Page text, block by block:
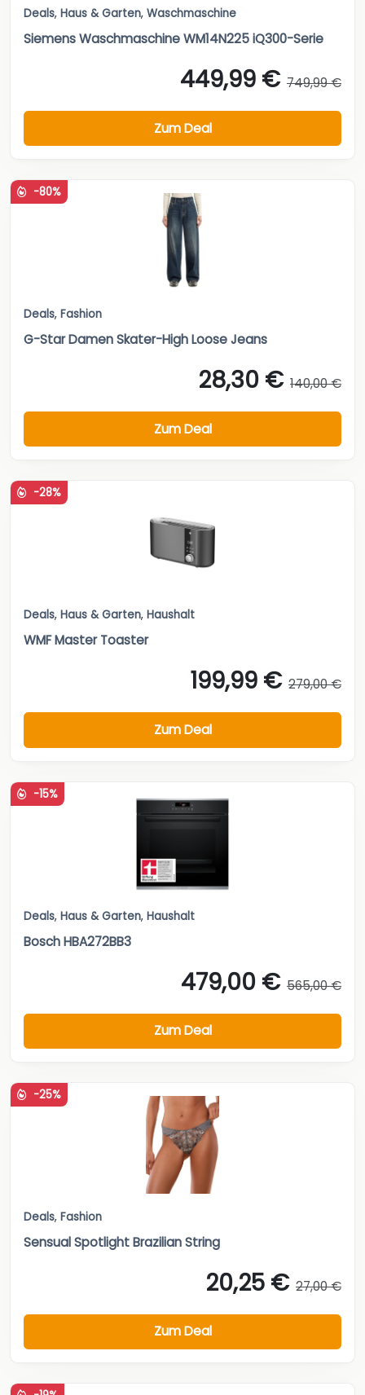
Deals, Haus & Garten, Waschmaschine
Siemens Waschmaschine WM14N225 iQ300-Serie
449,99 € 749,99 €
Zum Deal
-80%
Deals, Fashion
G-Star Damen Skater-High Loose Jeans
28,30 € 140,00 €
Zum Deal
-28%
Deals, Haus & Garten, Haushalt
WMF Master Toaster
199,99 € 279,00 €
Zum Deal
-15%
Deals, Haus & Garten, Haushalt
Bosch HBA272BB3
479,00 € 565,00 €
Zum Deal
-25%
Deals, Fashion
Sensual Spotlight Brazilian String
20,25 € 27,00 €
Zum Deal